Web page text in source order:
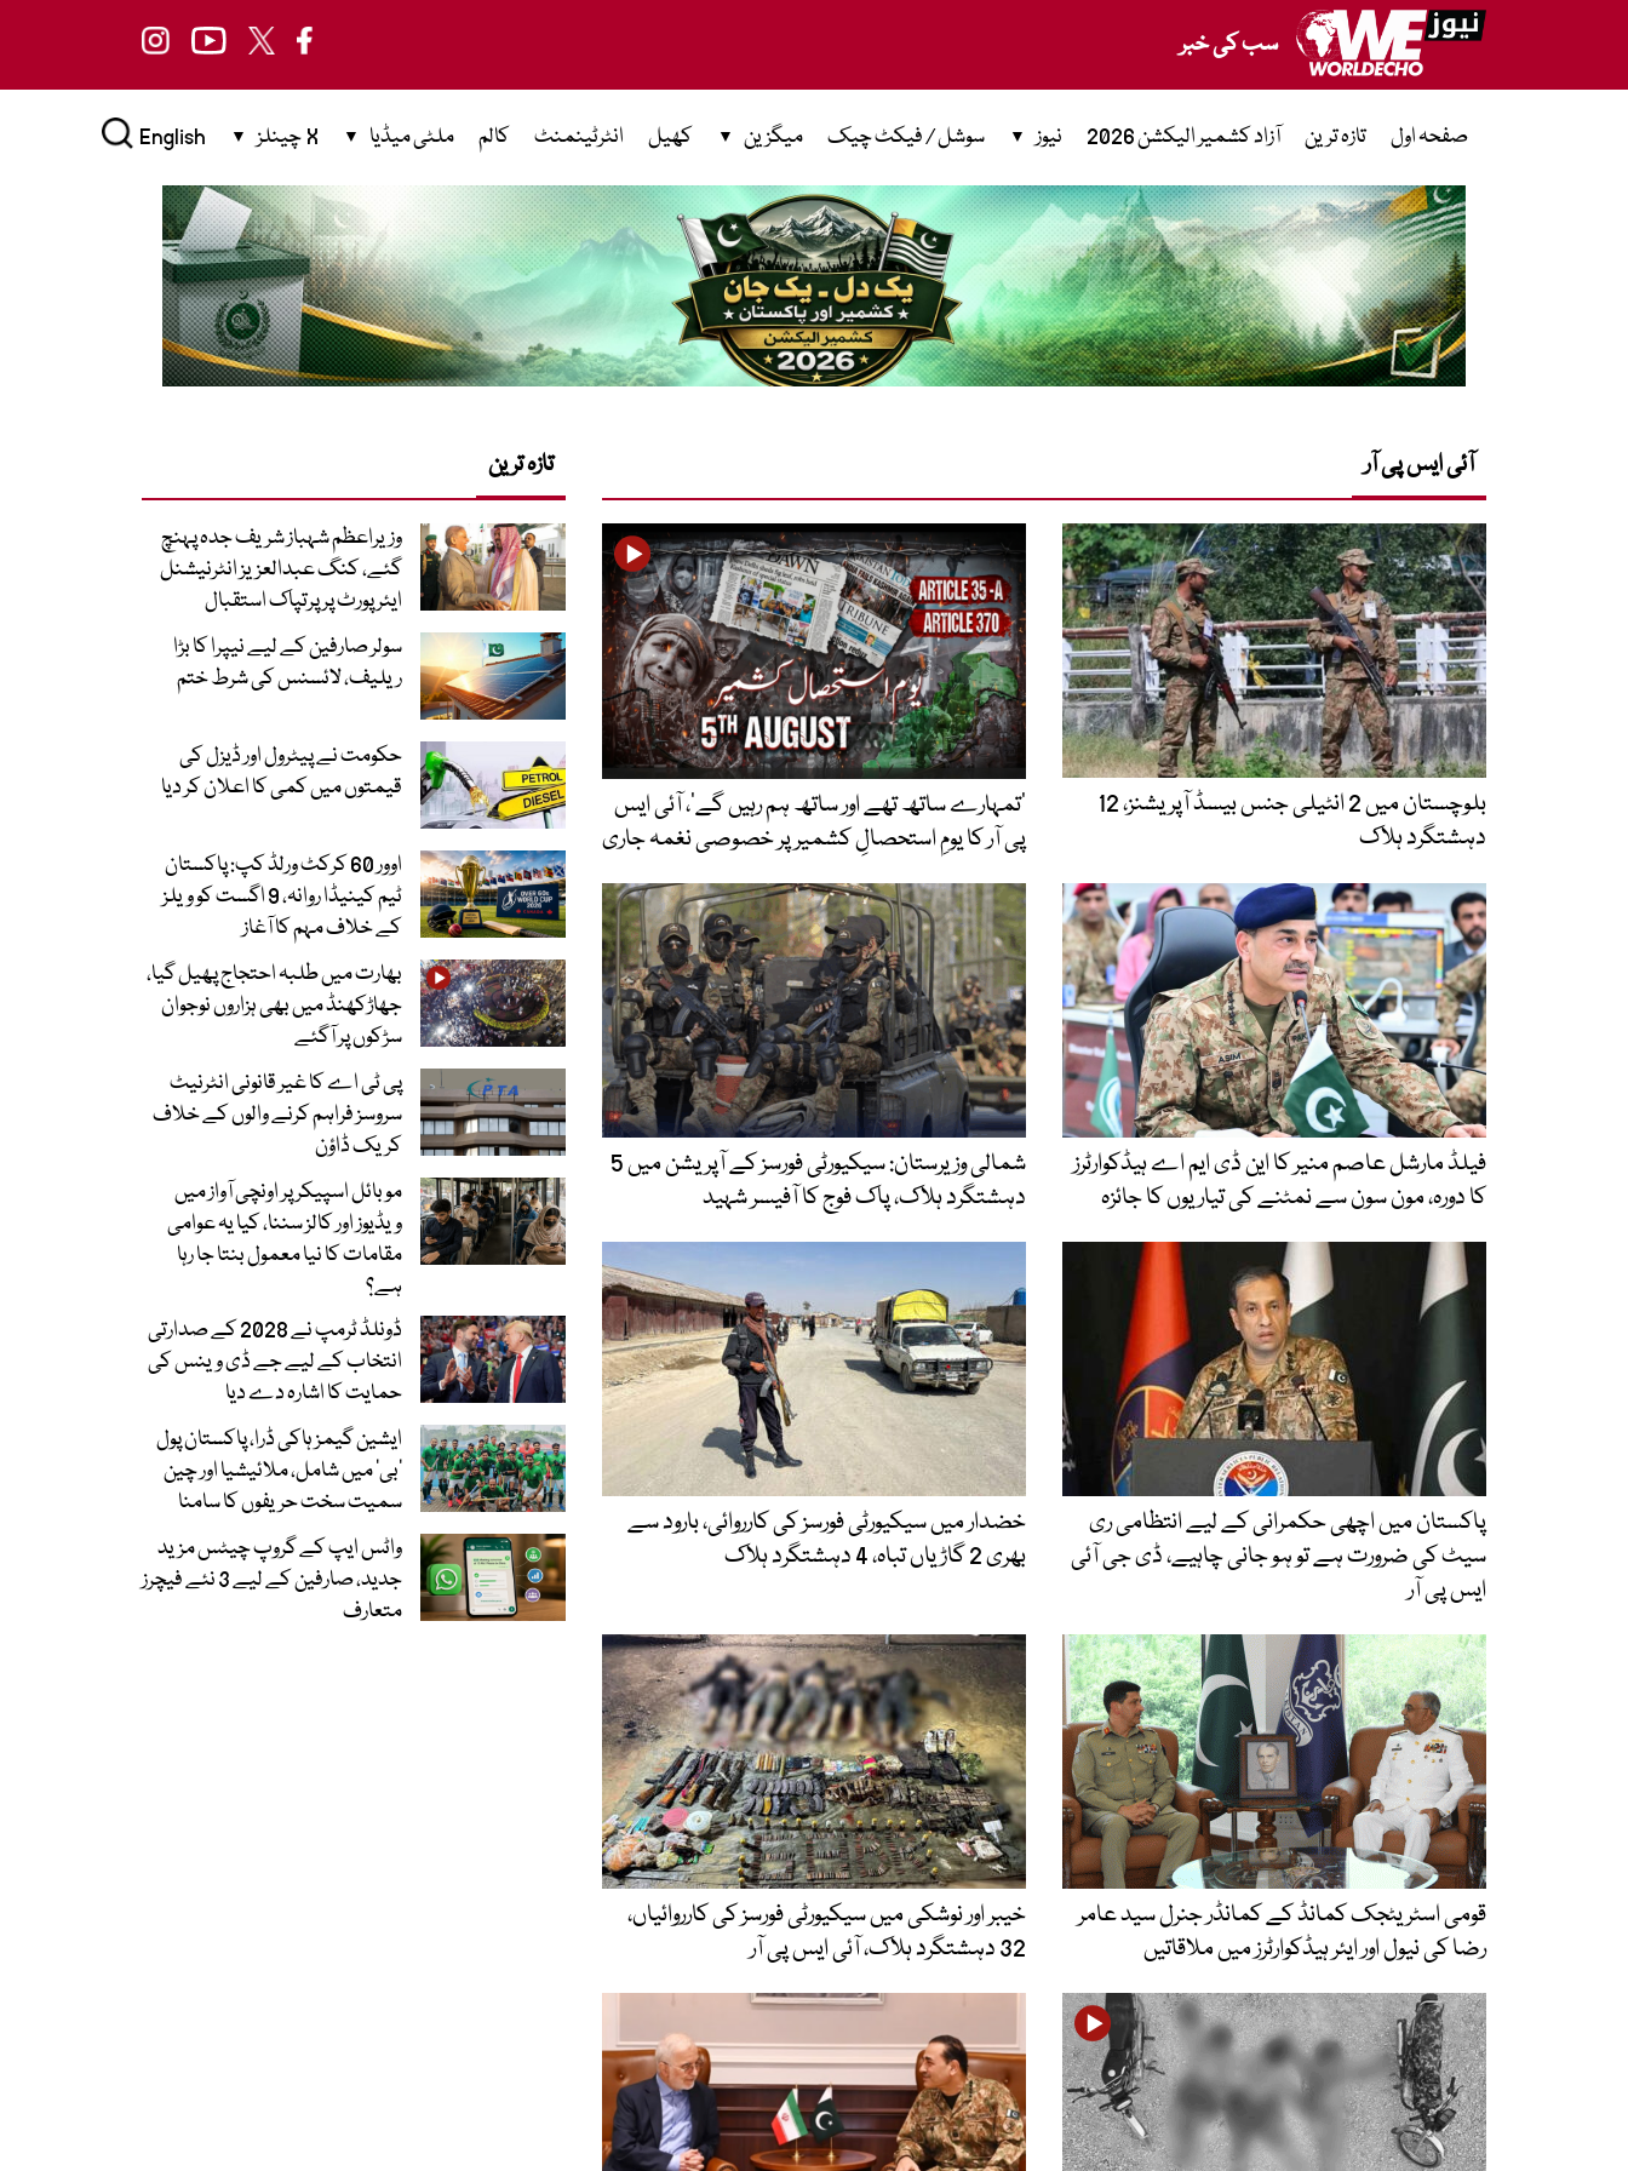
سب کی خبر
صفحہ اول تازہ ترین آزاد کشمیر الیکشن 2026 نیوز سوشل / فیکٹ چیک میگزین کھیل انٹرٹینمنٹ کالم ملٹی میڈیا X چینلز English
آئی ایس پی آر
بلوچستان میں 2 انٹیلی جنس بیسڈ آپریشنز، 12
دہشتگرد ہلاک
’تمہارے ساتھ تھے اور ساتھ ہم رہیں گے‘، آئی ایس
پی آر کا یومِ استحصالِ کشمیر پر خصوصی نغمہ جاری
فیلڈ مارشل عاصم منیر کا این ڈی ایم اے ہیڈکوارٹرز
کا دورہ، مون سون سے نمٹنے کی تیاریوں کا جائزہ
شمالی وزیرستان: سیکیورٹی فورسز کے آپریشن میں 5
دہشتگرد ہلاک، پاک فوج کا آفیسر شہید
پاکستان میں اچھی حکمرانی کے لیے انتظامی ری
سیٹ کی ضرورت ہے تو ہو جانی چاہیے، ڈی جی آئی
ایس پی آر
خضدار میں سیکیورٹی فورسز کی کارروائی، بارود سے
بھری 2 گاڑیاں تباہ، 4 دہشتگرد ہلاک
قومی اسٹریٹجک کمانڈ کے کمانڈر جنرل سید عامر
رضا کی نیول اور ایئر ہیڈکوارٹرز میں ملاقاتیں
خیبر اور نوشکی میں سیکیورٹی فورسز کی کارروائیاں،
32 دہشتگرد ہلاک، آئی ایس پی آر
تازہ ترین
وزیراعظم شہباز شریف جدہ پہنچ
گئے، کنگ عبدالعزیز انٹرنیشنل
ایئر پورٹ پر پرتپاک استقبال
سولر صارفین کے لیے نیپرا کا بڑا
ریلیف، لائسنس کی شرط ختم
حکومت نے پیٹرول اور ڈیزل کی
قیمتوں میں کمی کا اعلان کر دیا
اوور 60 کرکٹ ورلڈ کپ: پاکستان
ٹیم کینیڈا روانہ، 9 اگست کو ویلز
کے خلاف مہم کا آغاز
بھارت میں طلبہ احتجاج پھیل گیا،
جھاڑکھنڈ میں بھی ہزاروں نوجوان
سڑکوں پر آگئے
پی ٹی اے کا غیر قانونی انٹرنیٹ
سروسز فراہم کرنے والوں کے خلاف
کریک ڈاؤن
موبائل اسپیکر پر اونچی آواز میں
ویڈیوز اور کالز سننا، کیا یہ عوامی
مقامات کا نیا معمول بنتا جا رہا
ہے؟
ڈونلڈ ٹرمپ نے 2028 کے صدارتی
انتخاب کے لیے جے ڈی وینس کی
حمایت کا اشارہ دے دیا
ایشین گیمز ہاکی ڈرا، پاکستان پول
’بی‘ میں شامل، ملائیشیا اور چین
سمیت سخت حریفوں کا سامنا
واٹس ایپ کے گروپ چیٹس مزید
جدید، صارفین کے لیے 3 نئے فیچرز
متعارف